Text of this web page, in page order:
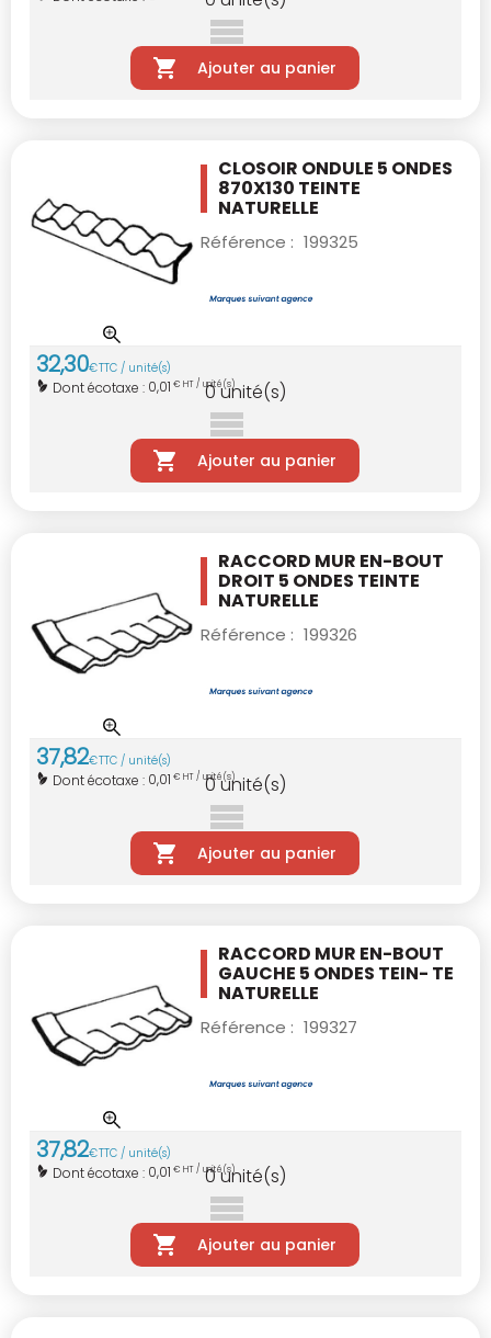
Ajouter au panier
CLOSOIR ONDULE 5 ONDES
870X130 TEINTE
NATURELLE
Référence : 199325
32,30€TTC / unité(s)
Dont écotaxe : 0,01 € HT / unité(s)
0unité(s)
Ajouter au panier
RACCORD MUR EN-BOUT
DROIT 5 ONDES TEINTE
NATURELLE
Référence : 199326
37,82€TTC / unité(s)
Dont écotaxe : 0,01 € HT / unité(s)
0unité(s)
Ajouter au panier
RACCORD MUR EN-BOUT
GAUCHE 5 ONDES TEIN- TE
NATURELLE
Référence : 199327
37,82€TTC / unité(s)
Dont écotaxe : 0,01 € HT / unité(s)
0unité(s)
Ajouter au panier